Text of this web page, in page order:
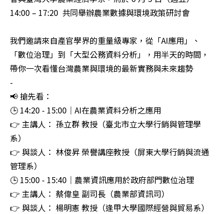
14:00 – 17:20  共同舉辦農業數據與環境政策研討會
我們邀請來自產官學界的重量級專家，從「AI應用」、
「數位治理」到「大型公務資料分析」，用半天的時間，
帶你一次看懂台灣農業與環境的最新實務與未來趨勢
-
📢 搶先看：
🕒 14:20 - 15:00｜AI在農業資料分析之應用
👉 主講人： 孫立群 教授（臺北市立大學行銷與管理學
系）
👉 與談人： 林俊昇 榮譽講座教授（屏東大學行銷與流通
管理系）
🕒 15:00 - 15:40｜農業資訊應用於政府部門數位治理
👉 主講人： 蔡偉皇 副司長（農業部資訊司）
👉 與談人： 楊明憲 教授（逢甲大學國際經營與貿易系）